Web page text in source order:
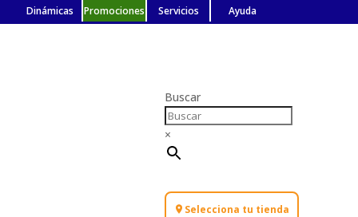
Dinámicas Promociones Servicios Ayuda
Buscar
×
Selecciona tu tienda